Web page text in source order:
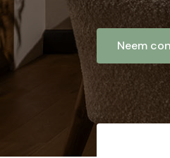
Neem